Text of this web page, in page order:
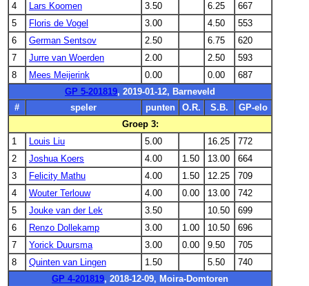
4
Lars Koomen 3.50 6.25
667
5
Floris de Vogel 3.00 4.50
553
6
German Sentsov 2.50 6.75
620
7
Jurre van Woerden 2.00 2.50
593
8
Mees Meijerink 0.00 0.00
687
GP 5-201819, 2019-01-12, Barneveld
#
speler punten O.R. S.B.
GP-elo
Groep 3:
1
Louis Liu 5.00 16.25
772
2
Joshua Koers 4.00 1.50 13.00
664
3
Felicity Mathu 4.00 1.50 12.25
709
4
Wouter Terlouw 4.00 0.00 13.00
742
5
Jouke van der Lek 3.50 10.50
699
6
Renzo Dollekamp 3.00 1.00 10.50
696
7
Yorick Duursma 3.00 0.00 9.50
705
8
Quinten van Lingen 1.50 5.50
740
GP 4-201819, 2018-12-09, Moira-Domtoren